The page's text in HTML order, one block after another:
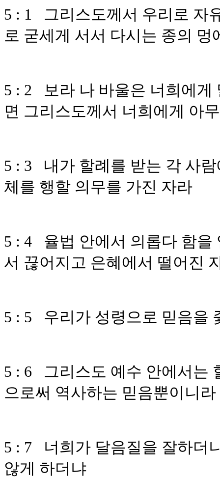
5 : 1 그리스도께서 우리로 자
로 굳세게 서서 다시는 종의 멍
5 : 2 보라 나 바울은 너희에게
면 그리스도께서 너희에게 아
5 : 3 내가 할례를 받는 각 사
체를 행할 의무를 가진 자라
5 : 4 율법 안에서 의롭다 함을
서 끊어지고 은혜에서 떨어진
5 : 5 우리가 성령으로 믿음을
5 : 6 그리스도 예수 안에서는
으로써 역사하는 믿음뿐이니라
5 : 7 너희가 달음질을 잘하더
않게 하더냐